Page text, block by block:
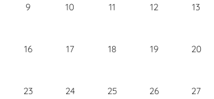
9 10 11 12 13
16 17 18 19 20
23 24 25 26 27